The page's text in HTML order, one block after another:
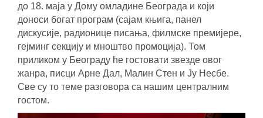
до 18. маја у Дому омладине Београда и који
доноси богат програм (сајам књига, панел
дискусије, радионице писања, филмске премијере,
гејминг секцију и мноштво промоција). Том
приликом у Београду ће гостовати звезде овог
жанра, писци Арне Дал, Малин Стен и Ју Несбе.
Све су то теме разговора са нашим централним
гостом.